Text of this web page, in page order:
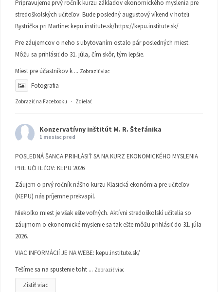
Pripravujeme prvý ročník kurzu základov ekonomického myslenia pre
stredoškolských učiteľov. Bude posledný augustový víkend v hoteli
Bystrička pri Martine: kepu.institute.sk/https://kepu.institute.sk/
Pre záujemcov o neho s ubytovaním ostalo pár posledných miest.
Môžu sa prihlásiť do 31. júla, čím skôr, tým lepšie.
Miest pre účastníkov k ... Zobraziť viac
Fotografia
Zobraziť na Facebooku · Zdieľať
Konzervatívny inštitút M. R. Štefánika
1 mesiac pred
POSLEDNÁ ŠANCA PRIHLÁSIŤ SA NA KURZ EKONOMICKÉHO MYSLENIA
PRE UČITEĽOV: KEPU 2026
Záujem o prvý ročník nášho kurzu Klasická ekonómia pre učiteľov
(KEPU) nás príjemne prekvapil.
Niekoľko miest je však ešte voľných. Aktívni stredoškolskí učitelia so
záujmom o ekonomické myslenie sa tak ešte môžu prihlásiť do 31. júla
2026.
VIAC INFORMÁCIÍ JE NA WEBE: kepu.institute.sk/
Tešíme sa na spustenie toht ... Zobraziť viac
Zistiť viac